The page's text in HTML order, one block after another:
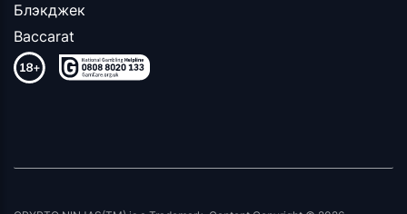
Блэкджек
Baccarat